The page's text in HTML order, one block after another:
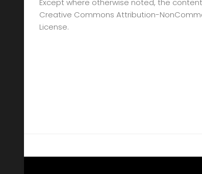
Except where otherwise noted, the
Creative Commons Attribution-
License.